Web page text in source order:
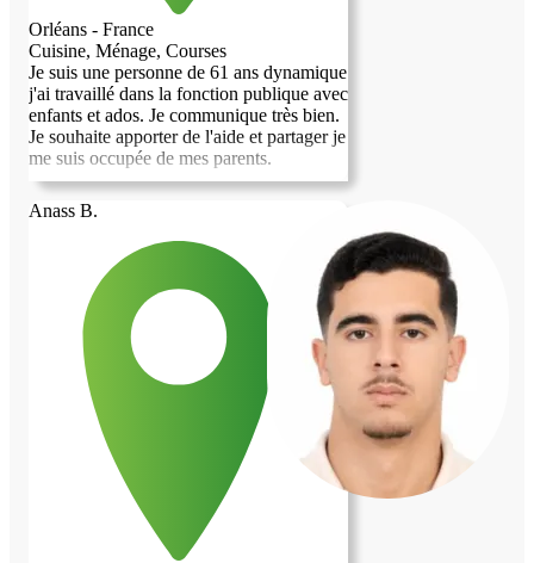
Orléans - France
Cuisine, Ménage, Courses
Je suis une personne de 61 ans dynamique
j'ai travaillé dans la fonction publique avec
enfants et ados. Je communique très bien.
Je souhaite apporter de l'aide et partager je
me suis occupée de mes parents.
Anass B.